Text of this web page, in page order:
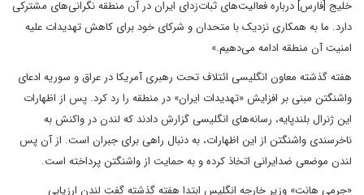
خلیج [فارس] درباره فعالیت‌های ثبات‌زدای ایران در آن منطقه نگرانی‌های مشترکی
دارد. ما به همکاری نزدیک با متحدان و شرکای خود برای کاهش تهدیدات علیه
امنیت آن منطقه ادامه می‌دهیم.»
هفته گذشته معاون انگلیسی ائتلاف تحت رهبری آمریکا در عراق و سوریه ادعای
واشنگتن مبنی بر افزایش «تهدیدات ایران» در منطقه را رد کرد. پس از اظهارات
این ژنرال بلندپایه، رسانه‌های انگلیسی گزارش دادند که لندن در واکنش به
ناخرسندی واشنگتن از این اظهارات، به دنبال راهی برای جبران است. از آن پس
لندن موضعی ضدایرانی اتخاذ کرده و به حمایت از واشنگتن پرداخته است.
«جرمی هانت» وزیر خارجه انگلیس ابتدا هفته گذشته گفت لندن ارزیابی